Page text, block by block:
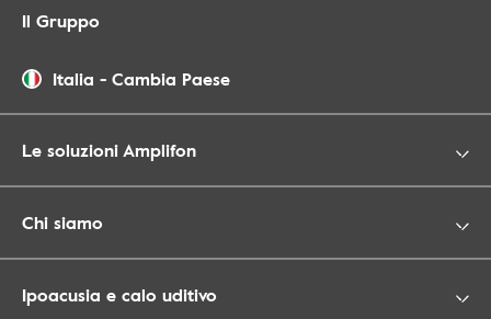
Il Gruppo
Italia - Cambia Paese
Le soluzioni Amplifon
Chi siamo
Ipoacusia e calo uditivo